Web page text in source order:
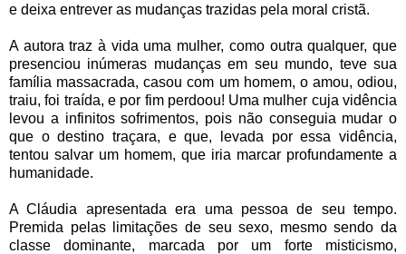
e deixa entrever as mudanças trazidas pela moral cristã.
A autora traz à vida uma mulher, como outra qualquer, que
presenciou inúmeras mudanças em seu mundo, teve sua
família massacrada, casou com um homem, o amou, odiou,
traiu, foi traída, e por fim perdoou! Uma mulher cuja vidência
levou a infinitos sofrimentos, pois não conseguia mudar o
que o destino traçara, e que, levada por essa vidência,
tentou salvar um homem, que iria marcar profundamente a
humanidade.
A Cláudia apresentada era uma pessoa de seu tempo.
Premida pelas limitações de seu sexo, mesmo sendo da
classe dominante, marcada por um forte misticismo,